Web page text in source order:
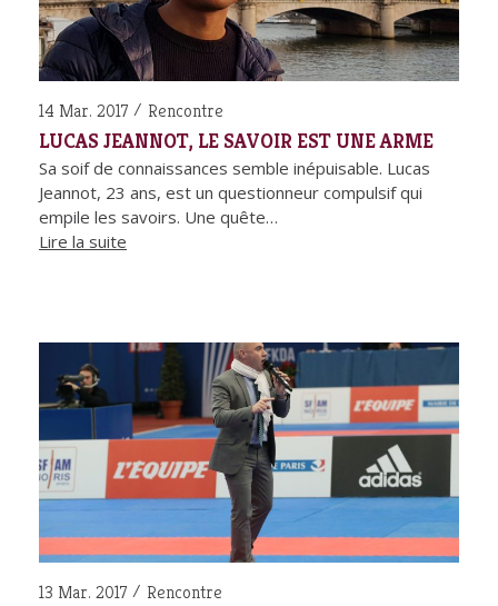
14 Mar. 2017 Rencontre
LUCAS JEANNOT, LE SAVOIR EST UNE ARME
Sa soif de connaissances semble inépuisable. Lucas
Jeannot, 23 ans, est un questionneur compulsif qui
empile les savoirs. Une quête…
Lire la suite
13 Mar. 2017 Rencontre